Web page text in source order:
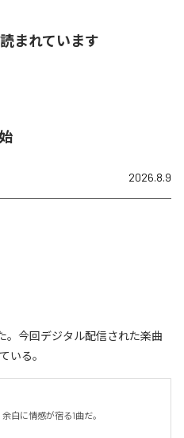
まれています
2026.8.9
。今回デジタル配信された楽曲
いる。
白に情感が宿る1曲だ。